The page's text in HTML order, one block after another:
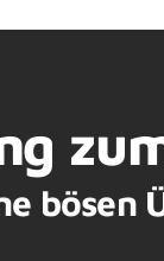
bösen